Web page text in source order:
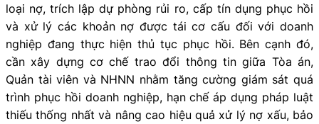
loại nợ, trích lập dự phòng rủi ro, cấp tín dụng phục hồi
và xử lý các khoản nợ được tái cơ cấu đối với doanh
nghiệp đang thực hiện thủ tục phục hồi. Bên cạnh đó,
cần xây dựng cơ chế trao đổi thông tin giữa Tòa án,
Quản tài viên và NHNN nhằm tăng cường giám sát quá
trình phục hồi doanh nghiệp, hạn chế áp dụng pháp luật
thiếu thống nhất và nâng cao hiệu quả xử lý nợ xấu, bảo